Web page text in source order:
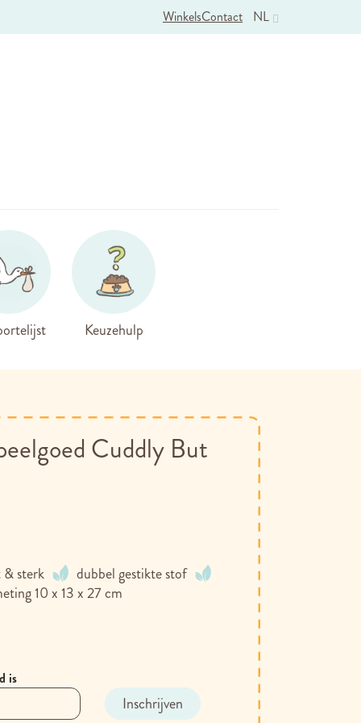
NL
WinkelsContact
Keuzehulp
Cuddly But
sterk
dubbel gestikte stof
10 x 13 x 27 cm
is
Inschrijven